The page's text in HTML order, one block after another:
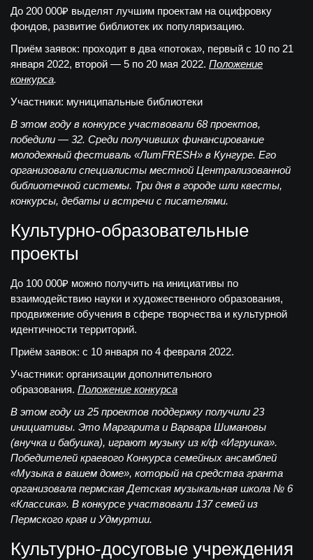
До 200 000₽ выделят лучшим проектам на оцифровку
фондов, развитие библиотек их популяризацию.
Приём заявок: проходит в два «потока», первый с 10 по 21
января 2022, второй — 5 по 20 мая 2022. Положение
конкурса.
Участники: муниципальные библиотеки
В этом году в конкурсе участвовали 68 проектов,
победили — 32. Среди получивших финансирование
молодежный фестиваль «ЛитFRESH» в Кунгуре. Его
организовали специалисты местной Централизованной
библиотечной системы. Три дня в городе шли квесты,
конкурсы, дебаты и встречи с писателями.
Культурно-образовательные
проекты
До 100 000₽ можно получить на инициативы по
взаимодействию науки и художественного образования,
продвижение обучения в сфере творчества и культурной
идентичности территорий.
Приём заявок: с 10 января по 4 февраля 2022.
Участники: организации дополнительного
образования. Положение конкурса
В этом году из 25 проектов поддержку получили 23
инициативы. Это Маргарита и Варвара Шимановы
(внучка и бабушка), играют музыку из к/ф «Игрушка».
Победителей краевого Конкурса семейных ансамблей
«Музыка в вашем доме», который на средства гранта
организовала пермская Детская музыкальная школа № 6
«Классика». В конкурсе участвовали 137 семей из
Пермского края и Удмуртии.
Культурно-досуговые учреждения